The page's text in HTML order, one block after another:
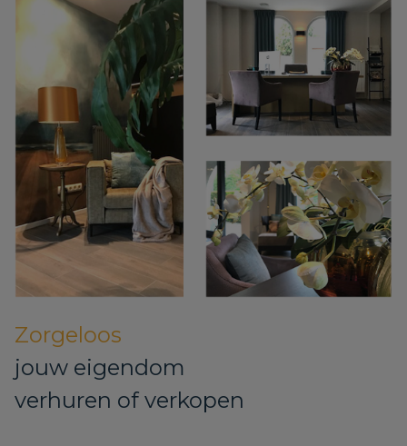
Zorgeloos
jouw eigendom
verhuren of verkopen